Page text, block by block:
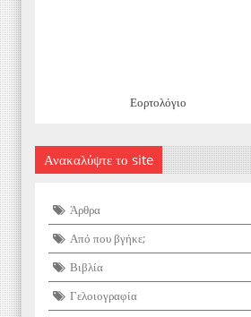
Εορτολόγιο
Ανακαλύψτε το site
Άρθρα
Από που βγήκε;
Βιβλία
Γελοιογραφία